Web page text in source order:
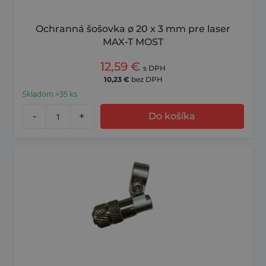
Ochranná šošovka ø 20 x 3 mm pre laser
MAX-T MOST
12,59 € s DPH
10,23 € bez DPH
Skladom >35 ks
- + Do košíka